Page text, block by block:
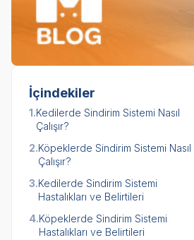
İçindekiler
1.Kedilerde Sindirim Sistemi Nasıl
Çalışır?
2.Köpeklerde Sindirim Sistemi Nasıl
Çalışır?
3.Kedilerde Sindirim Sistemi
Hastalıkları ve Belirtileri
4.Köpeklerde Sindirim Sistemi
Hastalıkları ve Belirtileri